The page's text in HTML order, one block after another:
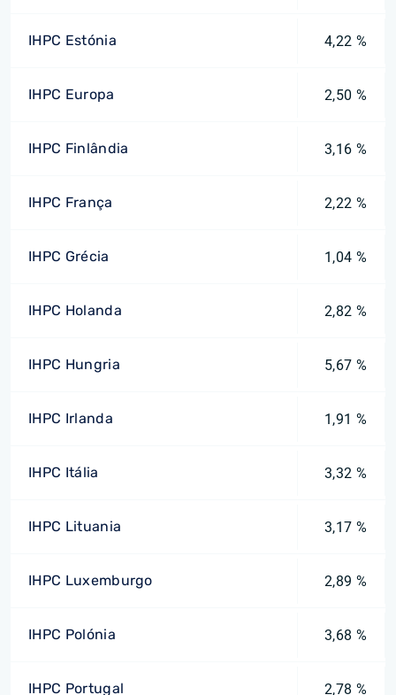
IHPC Estónia 4,22 %
IHPC Europa 2,50 %
IHPC Finlândia 3,16 %
IHPC França 2,22 %
IHPC Grécia 1,04 %
IHPC Holanda 2,82 %
IHPC Hungria 5,67 %
IHPC Irlanda 1,91 %
IHPC Itália 3,32 %
IHPC Lituania 3,17 %
IHPC Luxemburgo 2,89 %
IHPC Polónia 3,68 %
IHPC Portugal 2,78 %